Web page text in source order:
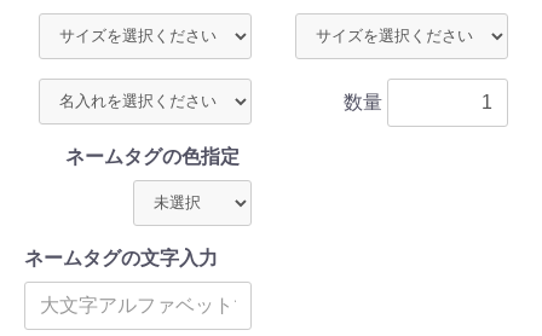
ネームタグの色指定
ネームタグの文字入力
数量